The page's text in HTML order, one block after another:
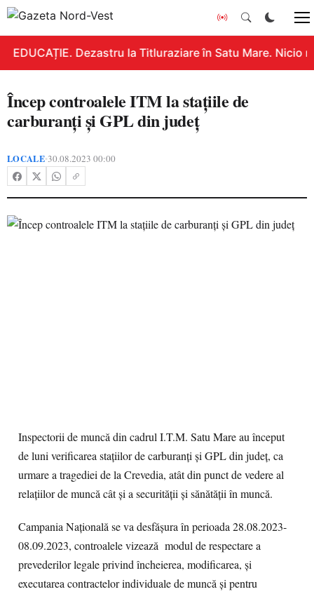
EDUCAȚIE. Dezastru la Titluraziare în Satu Mare. Nicio
Încep controalele ITM la stațiile de
carburanți și GPL din județ
LOCALE•30.08.2023 00:00
Inspectorii de muncă din cadrul I.T.M. Satu Mare au început
de luni verificarea staţiilor de carburanţi şi GPL din judeţ, ca
urmare a tragediei de la Crevedia, atât din punct de vedere al
relaţiilor de muncă cât şi a securităţii şi sănătăţii în muncă.
Campania Naţională se va desfăşura în perioada 28.08.2023-
08.09.2023, controalele vizează modul de respectare a
prevederilor legale privind încheierea, modificarea, şi
executarea contractelor individuale de muncă şi pentru